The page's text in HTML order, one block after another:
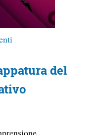
del